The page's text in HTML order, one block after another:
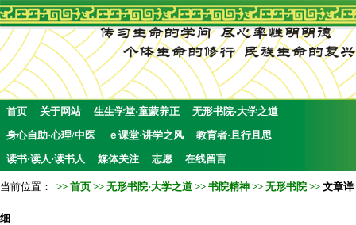
首页 关于网站 生生学堂·童蒙养正
无形书院·大学之道
身心自助·心理/中医
ｅ课堂·讲学之风
教育者·且行且思
读书·读人·读书人
媒体关注 志愿 在线留言
当前位置： >> 首页 >> 无形书院·大学之道 >> 书院精神 >> 无形书院 >> 文章详
细